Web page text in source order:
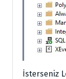
İsterseniz